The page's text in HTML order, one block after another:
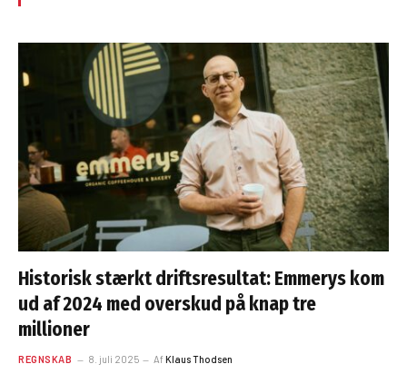
Historisk stærkt driftsresultat: Emmerys kom
ud af 2024 med overskud på knap tre
millioner
REGNSKAB 8. juli 2025 AfKlaus Thodsen